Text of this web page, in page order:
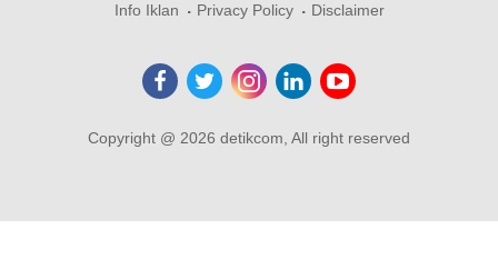
Info Iklan
Privacy Policy Disclaimer
Copyright @ 2026 detikcom, All right reserved